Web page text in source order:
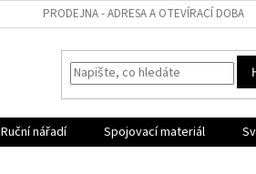
PRODEJNA - ADRESA A OTEVÍRACÍ DOBA
Ruční nářadí Spojovací materiál